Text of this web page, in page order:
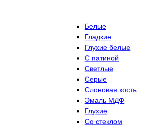
Белые
Гладкие
Глухие белые
С патиной
Светлые
Серые
Слоновая кость
Эмаль МДФ
Глухие
Со стеклом